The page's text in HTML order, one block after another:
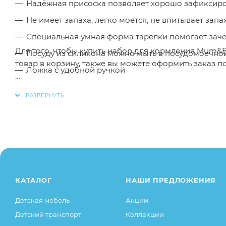
Надёжная присоска позволяет хорошо
Не имеет запаха, легко моется, не впитывает
Специальная умная форма тарелки помогает
Посуду из силикона можно мыть в
Ложка с удобной ручкой
Для того, чтобы купить набор для кормления
товар в корзину, также вы можете оформить заказ
КАТАЛОГ
Детская мебель
Детский транспорт
НАШИ ПРЕДЛОЖЕНИЯ
Акции
Коллекции